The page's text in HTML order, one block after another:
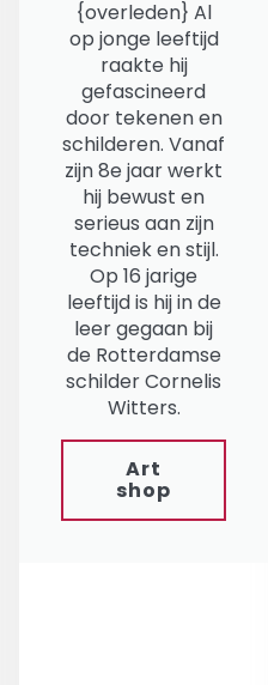
{overleden} Al
op jonge leeftijd
raakte hij
gefascineerd
door tekenen en
schilderen. Vanaf
zijn 8e jaar werkt
hij bewust en
serieus aan zijn
techniek en stijl.
Op 16 jarige
leeftijd is hij in de
leer gegaan bij
de Rotterdamse
schilder Cornelis
Witters.
Art
shop